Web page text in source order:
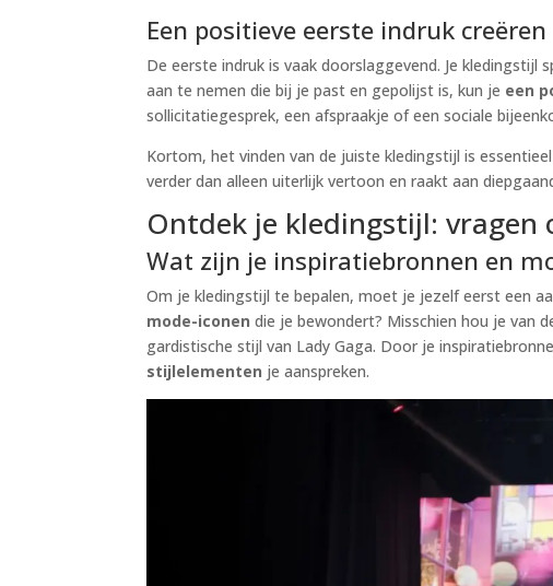
Een positieve eerste indruk creëren
De eerste indruk is vaak doorslaggevend. Je
aan te nemen die bij je past en gepolijst is, kun je een
sollicitatiegesprek, een afspraakje of een sociale
Kortom, het vinden van de juiste kledingstijl is
verder dan alleen uiterlijk vertoon en raakt aan
Ontdek je kledingstijl: vragen
Wat zijn je inspiratiebronnen en
Om je kledingstijl te bepalen, moet je jezelf eerst een
mode-iconen die je bewondert? Misschien hou je van
gardistische stijl van Lady Gaga. Door je
stijlelementen je aanspreken.